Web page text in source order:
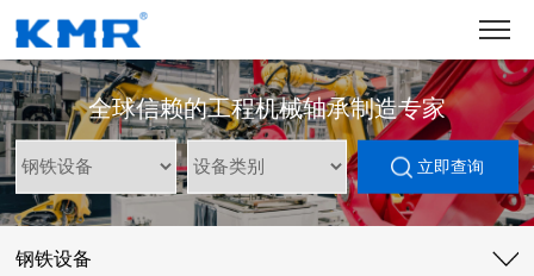
全球信赖的工程机械轴承制造专家
立即查询
钢铁设备